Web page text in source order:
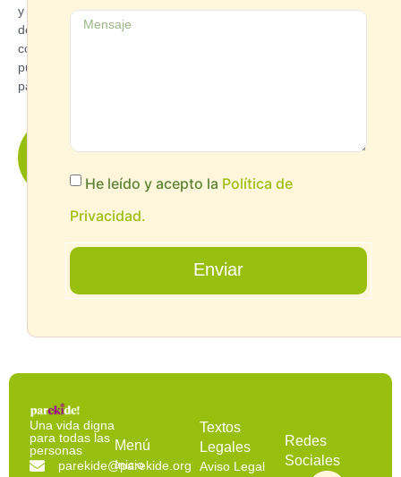
y
de
como
puedes
participar.
Saber
Más?He leído y acepto la Política de
Privacidad.
Enviar
Una vida digna
para todas las
personas
parekide@parekide.org
Menú
Inicio
Textos
Legales
Aviso Legal
Redes
Sociales